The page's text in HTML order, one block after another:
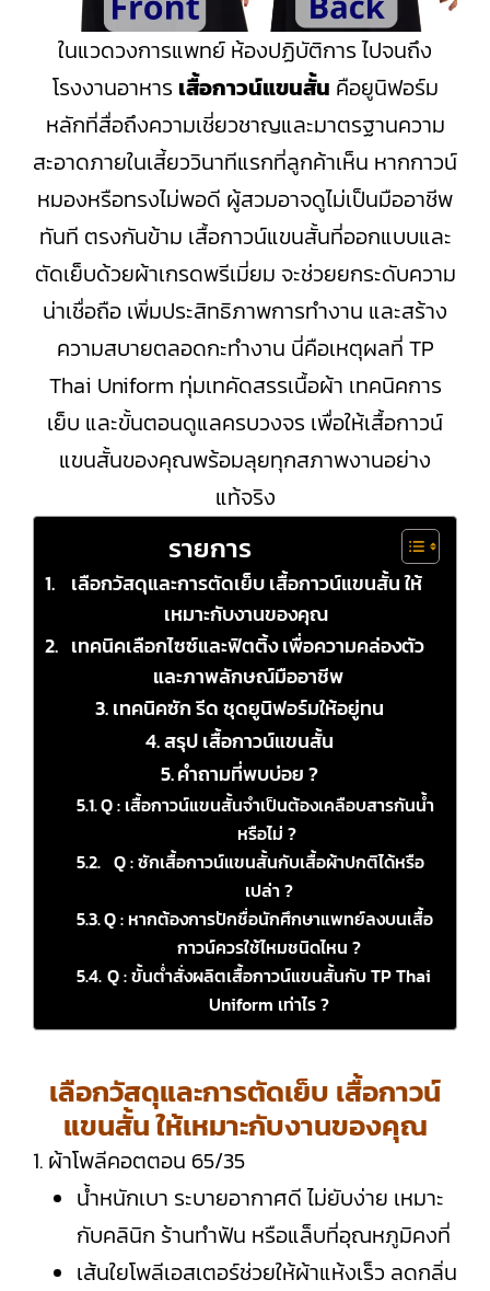
ในแวดวงการแพทย์ ห้องปฏิบัติการ ไปจนถึง
โรงงานอาหาร เสื้อกาวน์แขนสั้น คือยูนิฟอร์ม
หลักที่สื่อถึงความเชี่ยวชาญและมาตรฐานความ
สะอาดภายในเสี้ยววินาทีแรกที่ลูกค้าเห็น หากกาวน์
หมองหรือทรงไม่พอดี ผู้สวมอาจดูไม่เป็นมืออาชีพ
ทันที ตรงกันข้าม เสื้อกาวน์แขนสั้นที่ออกแบบและ
ตัดเย็บด้วยผ้าเกรดพรีเมี่ยม จะช่วยยกระดับความ
น่าเชื่อถือ เพิ่มประสิทธิภาพการทำงาน และสร้าง
ความสบายตลอดกะทำงาน นี่คือเหตุผลที่ TP
Thai Uniform ทุ่มเทคัดสรรเนื้อผ้า เทคนิคการ
เย็บ และขั้นตอนดูแลครบวงจร เพื่อให้เสื้อกาวน์
แขนสั้นของคุณพร้อมลุยทุกสภาพงานอย่าง
แท้จริง
รายการ
เลือกวัสดุและการตัดเย็บ เสื้อกาวน์แขนสั้น ให้
เหมาะกับงานของคุณ
เทคนิคเลือกไซซ์และฟิตติ้ง เพื่อความคล่องตัว
และภาพลักษณ์มืออาชีพ
เทคนิคซัก รีด ชุดยูนิฟอร์มให้อยู่ทน
สรุป เสื้อกาวน์แขนสั้น
คำถามที่พบบ่อย ?
Q : เสื้อกาวน์แขนสั้นจำเป็นต้องเคลือบสารกันน้ำ
หรือไม่ ?
Q : ซักเสื้อกาวน์แขนสั้นกับเสื้อผ้าปกติได้หรือ
เปล่า ?
Q : หากต้องการปักชื่อนักศึกษาแพทย์ลงบนเสื้อ
กาวน์ควรใช้ไหมชนิดไหน ?
Q : ขั้นต่ำสั่งผลิตเสื้อกาวน์แขนสั้นกับ TP Thai
Uniform เท่าไร ?
เลือกวัสดุและการตัดเย็บ เสื้อกาวน์
แขนสั้น ให้เหมาะกับงานของคุณ
1. ผ้าโพลีคอตตอน 65/35
น้ำหนักเบา ระบายอากาศดี ไม่ยับง่าย เหมาะ
กับคลินิก ร้านทำฟัน หรือแล็บที่อุณหภูมิคงที่
เส้นใยโพลีเอสเตอร์ช่วยให้ผ้าแห้งเร็ว ลดกลิ่น